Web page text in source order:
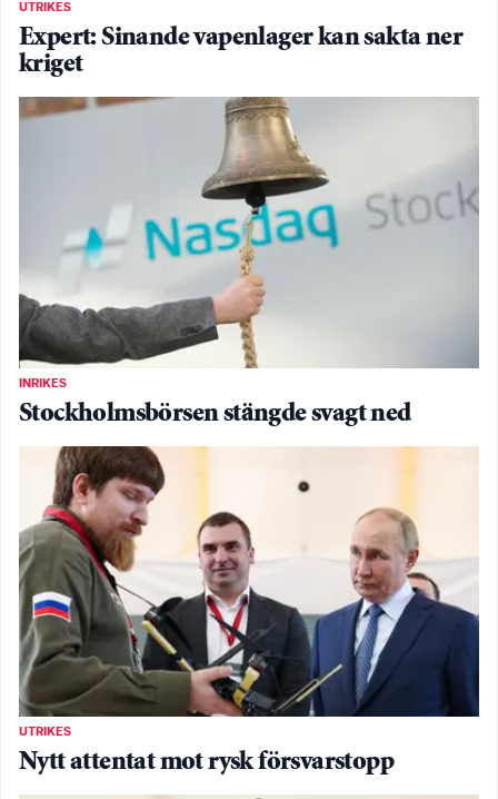
UTRIKES
Expert: Sinande vapenlager kan sakta ner
kriget
INRIKES
Stockholmsbörsen stängde svagt ned
UTRIKES
Nytt attentat mot rysk försvarstopp